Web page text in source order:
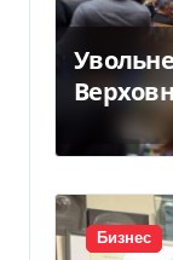
исчез
Бизнес